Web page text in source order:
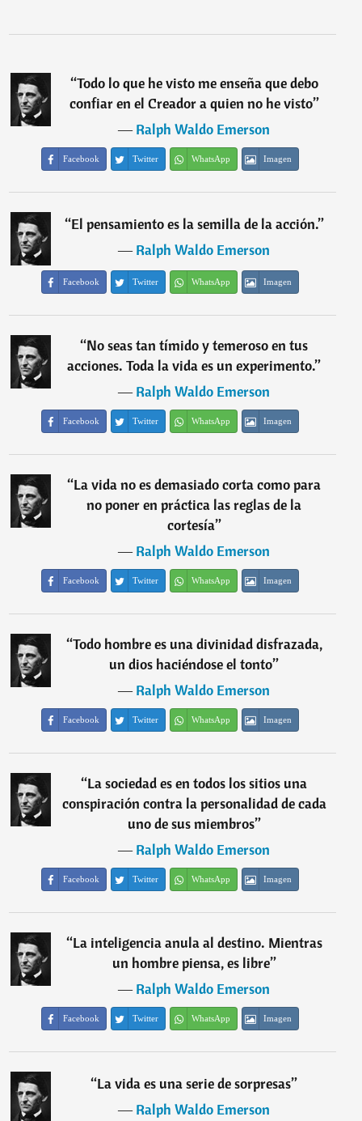
“Todo lo que he visto me enseña que debo
confiar en el Creador a quien no he visto”
―Ralph Waldo Emerson
Facebook Twitter WhatsApp Imagen
“El pensamiento es la semilla de la acción.”
―Ralph Waldo Emerson
Facebook Twitter WhatsApp Imagen
“No seas tan tímido y temeroso en tus
acciones. Toda la vida es un experimento.”
―Ralph Waldo Emerson
Facebook Twitter WhatsApp Imagen
“La vida no es demasiado corta como para
no poner en práctica las reglas de la
cortesía”
―Ralph Waldo Emerson
Facebook Twitter WhatsApp Imagen
“Todo hombre es una divinidad disfrazada,
un dios haciéndose el tonto”
―Ralph Waldo Emerson
Facebook Twitter WhatsApp Imagen
“La sociedad es en todos los sitios una
conspiración contra la personalidad de cada
uno de sus miembros”
―Ralph Waldo Emerson
Facebook Twitter WhatsApp Imagen
“La inteligencia anula al destino. Mientras
un hombre piensa, es libre”
―Ralph Waldo Emerson
Facebook Twitter WhatsApp Imagen
“La vida es una serie de sorpresas”
―Ralph Waldo Emerson